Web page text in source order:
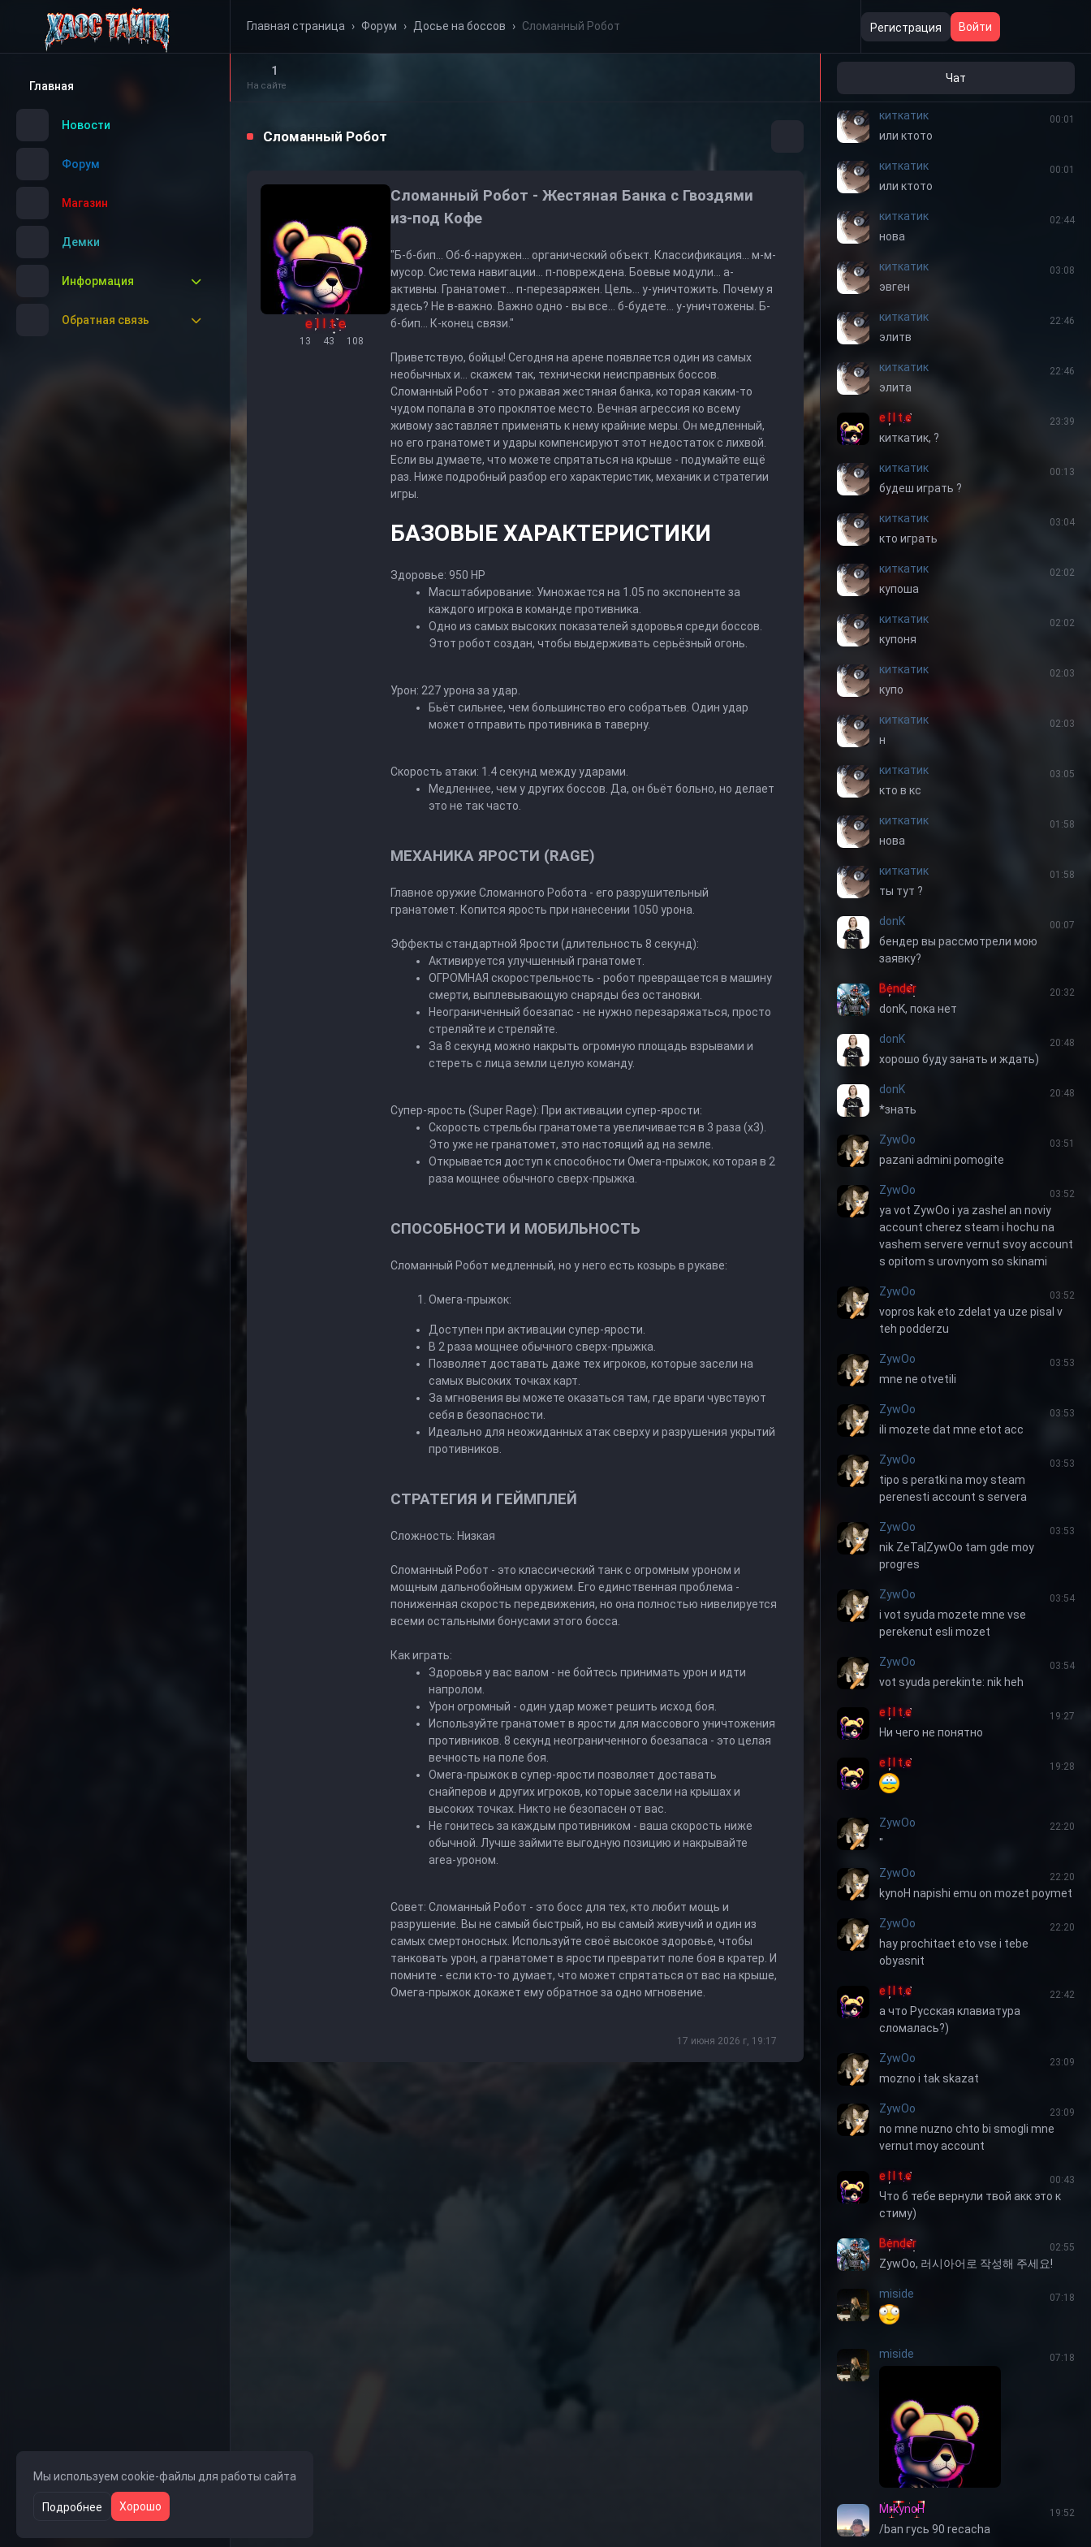
Главная страница › Форум › Досье на боссов › Сломанный Робот Регистрация Войти
Главная
Новости
Форум
Магазин
Демки
Информация
Обратная связь
Чат
чуваки а че со статой,фулл
скинулась даже кредиты
киткатик 00:00
скрим будеш играть
киткатик 00:01
или ктото
киткатик 00:01
или ктото
киткатик 02:44
нова
киткатик 03:08
эвген
киткатик 22:46
элитв
киткатик 22:46
элита
e l I t e 23:39
киткатик, ?
киткатик 00:13
будеш играть ?
киткатик 03:04
кто играть
киткатик 02:02
купоша
киткатик 02:02
купоня
киткатик 02:03
купо
киткатик 02:03
н
киткатик 03:05
кто в кс
киткатик 01:58
нова
киткатик 01:58
ты тут ?
donK 00:07
бендер вы рассмотрели мою
заявку?
Bender 20:32
donK, пока нет
donK 20:48
хорошо буду занать и ждать)
donK 20:48
*знать
ZywOo 03:51
pazani admini pomogite
ZywOo 03:52
ya vot ZywOo i ya zashel an noviy
account cherez steam i hochu na
vashem servere vernut svoy account
s opitom s urovnyom so skinami
ZywOo 03:52
vopros kak eto zdelat ya uze pisal v
teh podderzu
ZywOo 03:53
mne ne otvetili
ZywOo 03:53
ili mozete dat mne etot acc
ZywOo 03:53
tipo s peratki na moy steam
perenesti account s servera
ZywOo 03:53
nik ZeTa|ZywOo tam gde moy
progres
ZywOo 03:54
i vot syuda mozete mne vse
perekenut esli mozet
ZywOo 03:54
vot syuda perekinte: nik heh
e l I t e 19:27
Ни чего не понятно
e l I t e 19:28
ZywOo 22:20
''
ZywOo 22:20
kynoH napishi emu on mozet poymet
ZywOo 22:20
hay prochitaet eto vse i tebe
obyasnit
e l I t e 22:42
а что Русская клавиатура
сломалась?)
ZywOo 23:09
mozno i tak skazat
ZywOo 23:09
no mne nuzno chto bi smogli mne
vernut moy account
e l I t e 00:43
Что б тебе вернули твой акк это к
стиму)
Bender 02:55
ZywOo, 러시아어로 작성해 주세요!
miside 07:18
miside 07:18
MrkynoH 19:52
/ban гусь 90 recacha
1
На сайте
Сломанный Робот
e l I t e
13 43 108
Сломанный Робот - Жестяная Банка с Гвоздями
из-под Кофе
"Б-б-бип... Об-б-наружен... органический объект. Классификация... м-м-
мусор. Система навигации... п-повреждена. Боевые модули... а-
активны. Гранатомет... п-перезаряжен. Цель... у-уничтожить. Почему я
здесь? Не в-важно. Важно одно - вы все... б-будете... у-уничтожены. Б-
б-бип... К-конец связи."
Приветствую, бойцы! Сегодня на арене появляется один из самых
необычных и... скажем так, технически неисправных боссов.
Сломанный Робот - это ржавая жестяная банка, которая каким-то
чудом попала в это проклятое место. Вечная агрессия ко всему
живому заставляет применять к нему крайние меры. Он медленный,
но его гранатомет и удары компенсируют этот недостаток с лихвой.
Если вы думаете, что можете спрятаться на крыше - подумайте ещё
раз. Ниже подробный разбор его характеристик, механик и стратегии
игры.
БАЗОВЫЕ ХАРАКТЕРИСТИКИ
Здоровье: 950 HP
Масштабирование: Умножается на 1.05 по экспоненте за
каждого игрока в команде противника.
Одно из самых высоких показателей здоровья среди боссов.
Этот робот создан, чтобы выдерживать серьёзный огонь.
Урон: 227 урона за удар.
Бьёт сильнее, чем большинство его собратьев. Один удар
может отправить противника в таверну.
Скорость атаки: 1.4 секунд между ударами.
Медленнее, чем у других боссов. Да, он бьёт больно, но делает
это не так часто.
МЕХАНИКА ЯРОСТИ (RAGE)
Главное оружие Сломанного Робота - его разрушительный
гранатомет. Копится ярость при нанесении 1050 урона.
Эффекты стандартной Ярости (длительность 8 секунд):
Активируется улучшенный гранатомет.
ОГРОМНАЯ скорострельность - робот превращается в машину
смерти, выплевывающую снаряды без остановки.
Неограниченный боезапас - не нужно перезаряжаться, просто
стреляйте и стреляйте.
За 8 секунд можно накрыть огромную площадь взрывами и
стереть с лица земли целую команду.
Супер-ярость (Super Rage): При активации супер-ярости:
Скорость стрельбы гранатомета увеличивается в 3 раза (x3).
Это уже не гранатомет, это настоящий ад на земле.
Открывается доступ к способности Омега-прыжок, которая в 2
раза мощнее обычного сверх-прыжка.
СПОСОБНОСТИ И МОБИЛЬНОСТЬ
Сломанный Робот медленный, но у него есть козырь в рукаве:
Омега-прыжок:
Доступен при активации супер-ярости.
В 2 раза мощнее обычного сверх-прыжка.
Позволяет доставать даже тех игроков, которые засели на
самых высоких точках карт.
За мгновения вы можете оказаться там, где враги чувствуют
себя в безопасности.
Идеально для неожиданных атак сверху и разрушения укрытий
противников.
СТРАТЕГИЯ И ГЕЙМПЛЕЙ
Сложность: Низкая
Сломанный Робот - это классический танк с огромным уроном и
мощным дальнобойным оружием. Его единственная проблема -
пониженная скорость передвижения, но она полностью нивелируется
всеми остальными бонусами этого босса.
Как играть:
Здоровья у вас валом - не бойтесь принимать урон и идти
напролом.
Урон огромный - один удар может решить исход боя.
Используйте гранатомет в ярости для массового уничтожения
противников. 8 секунд неограниченного боезапаса - это целая
вечность на поле боя.
Омега-прыжок в супер-ярости позволяет доставать
снайперов и других игроков, которые засели на крышах и
высоких точках. Никто не безопасен от вас.
Не гонитесь за каждым противником - ваша скорость ниже
обычной. Лучше займите выгодную позицию и накрывайте
area-уроном.
Совет: Сломанный Робот - это босс для тех, кто любит мощь и
разрушение. Вы не самый быстрый, но вы самый живучий и один из
самых смертоносных. Используйте своё высокое здоровье, чтобы
танковать урон, а гранатомет в ярости превратит поле боя в кратер. И
помните - если кто-то думает, что может спрятаться от вас на крыше,
Омега-прыжок докажет ему обратное за одно мгновение.
17 июня 2026 г, 19:17
Мы используем cookie-файлы для работы сайта
Подробнее Хорошо